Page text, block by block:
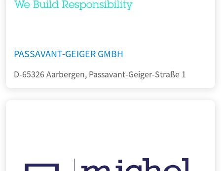
PASSAVANT-GEIGER GMBH
D-65326 Aarbergen, Passavant-Geiger-Straße 1